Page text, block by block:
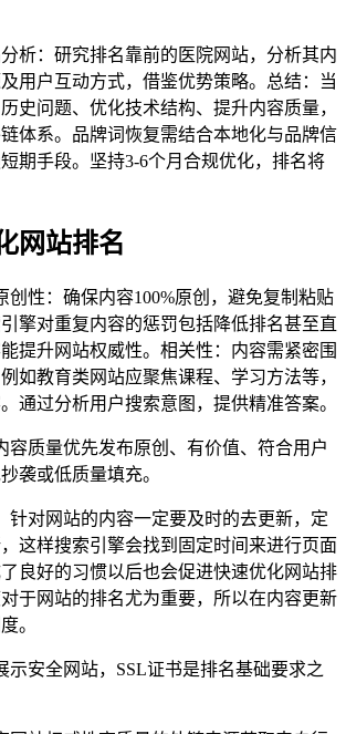
析：研究排名靠前的医院网站，分析其内
用户互动方式，借鉴优势策略。总结：当
史问题、优化技术结构、提升内容质量，
体系。品牌词恢复需结合本地化与品牌信
期手段。坚持3-6个月合规优化，排名将
网站排名
创性：确保内容100%原创，避免复制粘贴
擎对重复内容的惩罚包括降低排名甚至直
提升网站权威性。相关性：内容需紧密围
如教育类网站应聚焦课程、学习方法等，
通过分析用户搜索意图，提供精准答案。
容质量优先发布原创、有价值、符合用户
袭或低质量填充。
针对网站的内容一定要及时的去更新，定
这样搜索引擎会找到固定时间来进行页面
良好的习惯以后也会促进快速优化网站排
于网站的排名尤为重要，所以在内容更新
。
示安全网站，SSL证书是排名基础要求之